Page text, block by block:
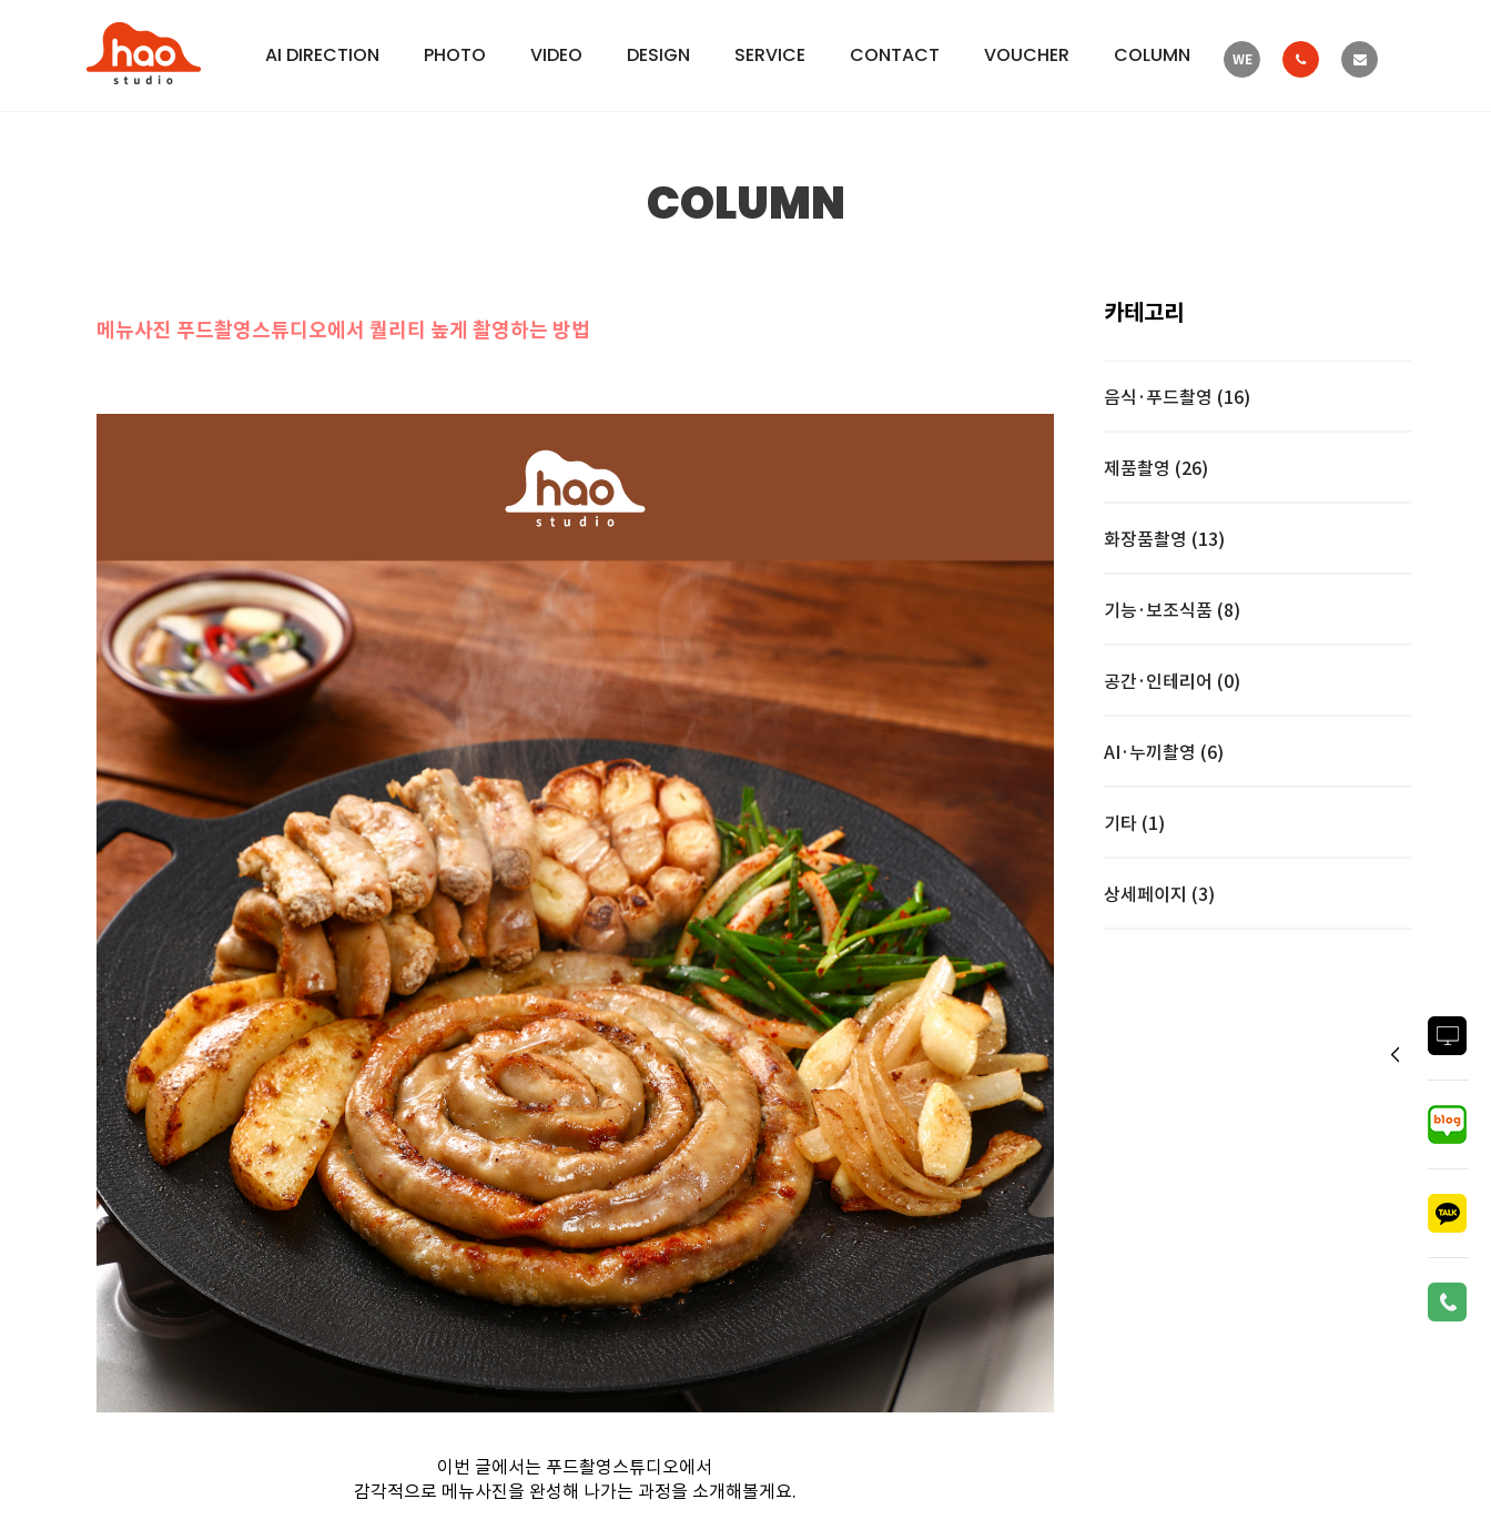
AI DIRECTION PHOTO VIDEO DESIGN SERVICE CONTACT VOUCHER COLUMN WE
COLUMN
메뉴사진 푸드촬영스튜디오에서 퀄리티 높게 촬영하는 방법
이번 글에서는 푸드촬영스튜디오에서
감각적으로 메뉴사진을 완성해 나가는 과정을 소개해볼게요.
카테고리
음식·푸드촬영 (16)
제품촬영 (26)
화장품촬영 (13)
기능·보조식품 (8)
공간·인테리어 (0)
AI·누끼촬영 (6)
기타 (1)
상세페이지 (3)